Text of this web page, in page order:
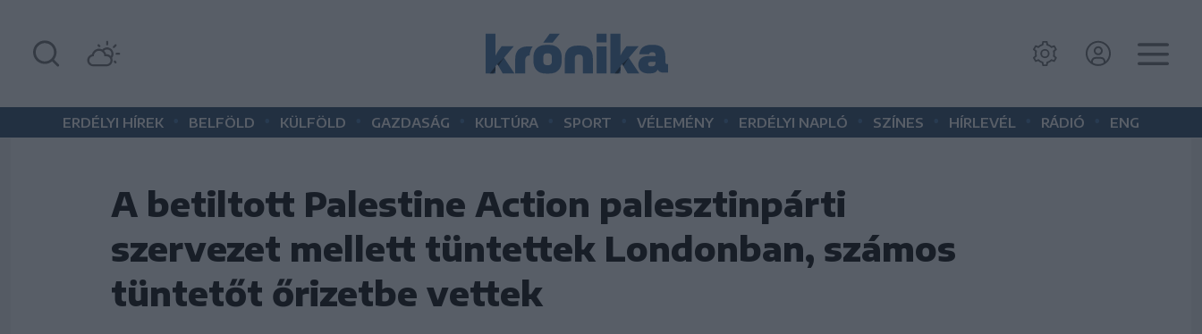
ERDÉLYI HÍREK BELFÖLD KÜLFÖLD GAZDASÁG KULTÚRA SPORT VÉLEMÉNY ERDÉLYI NAPLÓ SZÍNES HÍRLEVÉL RÁDIÓ ENG
A betiltott Palestine Action palesztinpárti
szervezet mellett tüntettek Londonban, számos
tüntetőt őrizetbe vettek